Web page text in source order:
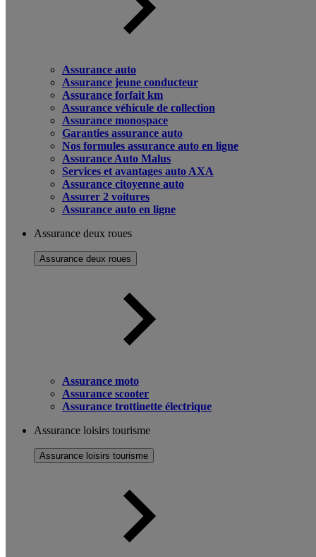
Assurance auto
Assurance jeune conducteur
Assurance forfait km
Assurance véhicule de collection
Assurance monospace
Garanties assurance auto
Nos formules assurance auto en ligne
Assurance Auto Malus
Services et avantages auto AXA
Assurance citoyenne auto
Assurer 2 voitures
Assurance auto en ligne
Assurance deux roues
Assurance deux roues
Assurance moto
Assurance scooter
Assurance trottinette électrique
Assurance loisirs tourisme
Assurance loisirs tourisme